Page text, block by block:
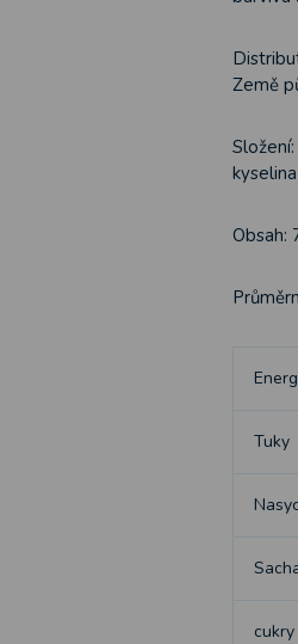
Země
Obsah:
Tuky
cukry